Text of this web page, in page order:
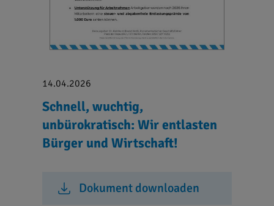
14.04.2026
Schnell, wuchtig,
unbürokratisch: Wir entlasten
Bürger und Wirtschaft!
Dokument downloaden